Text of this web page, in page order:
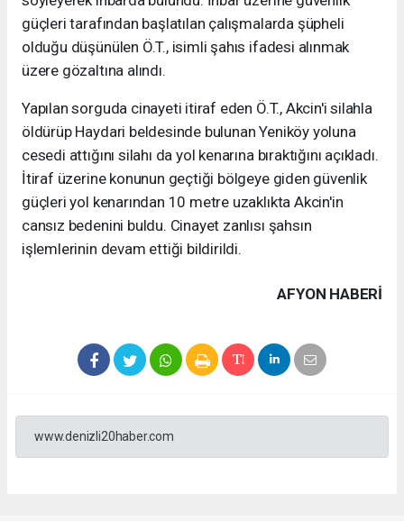
güçleri tarafından başlatılan çalışmalarda şüpheli
olduğu düşünülen Ö.T., isimli şahıs ifadesi alınmak
üzere gözaltına alındı.
Yapılan sorguda cinayeti itiraf eden Ö.T., Akcin'i silahla
öldürüp Haydari beldesinde bulunan Yeniköy yoluna
cesedi attığını silahı da yol kenarına bıraktığını açıkladı.
İtiraf üzerine konunun geçtiği bölgeye giden güvenlik
güçleri yol kenarından 10 metre uzaklıkta Akcin'in
cansız bedenini buldu. Cinayet zanlısı şahsın
işlemlerinin devam ettiği bildirildi.
AFYON HABERİ
www.denizli20haber.com